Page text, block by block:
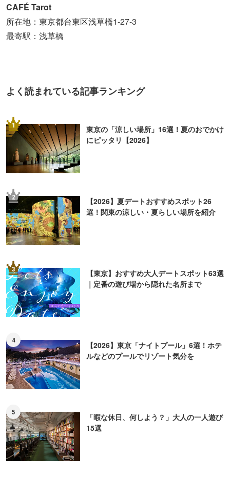
CAFÉ Tarot
所在地：東京都台東区浅草橋1-27-3
最寄駅：浅草橋
よく読まれている記事ランキング
1
東京の「涼しい場所」16選！夏のおでかけ
にピッタリ【2026】
2
【2026】夏デートおすすめスポット26
選！関東の涼しい・夏らしい場所を紹介
3
【東京】おすすめ大人デートスポット63選
｜定番の遊び場から隠れた名所まで
4
【2026】東京「ナイトプール」6選！ホテ
ルなどのプールでリゾート気分を
5
「暇な休日、何しよう？」大人の一人遊び
15選